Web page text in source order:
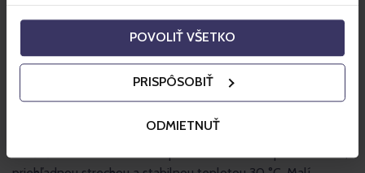
POVOLIŤ VŠETKO
PRISPÔSOBIŤ
ODMIETNUŤ
Deti si zamilujú Karibik Kid’s Island – tematický svet plný
dobrodružstva s pirátskym bazénom, preliezkami,
šmýkačkami, nafukovacou atrakciou Funny Runny či
bazénov s morskou, termálnou aj čírou vodou a nechajte sa